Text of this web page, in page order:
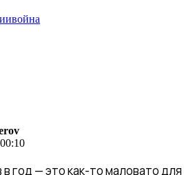
война
год — это как-то маловато для